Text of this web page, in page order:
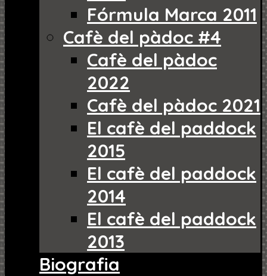
Fórmula Marca 2011
Cafè del pàdoc #4
Cafè del pàdoc
2022
Cafè del pàdoc 2021
El cafè del paddock
2015
El cafè del paddock
2014
El cafè del paddock
2013
Biografia